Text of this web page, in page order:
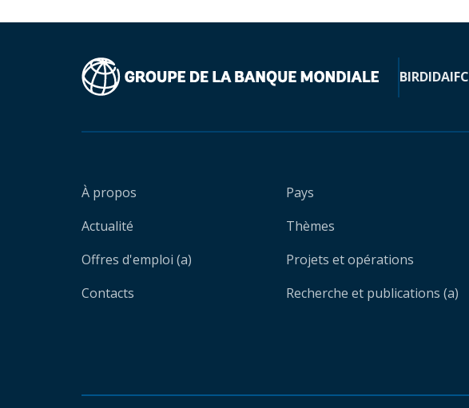
BIRDIDAIFC
À propos
Actualité
Offres d'emploi (a)
Contacts
Pays
Thèmes
Projets et opérations
Recherche et publications (a)